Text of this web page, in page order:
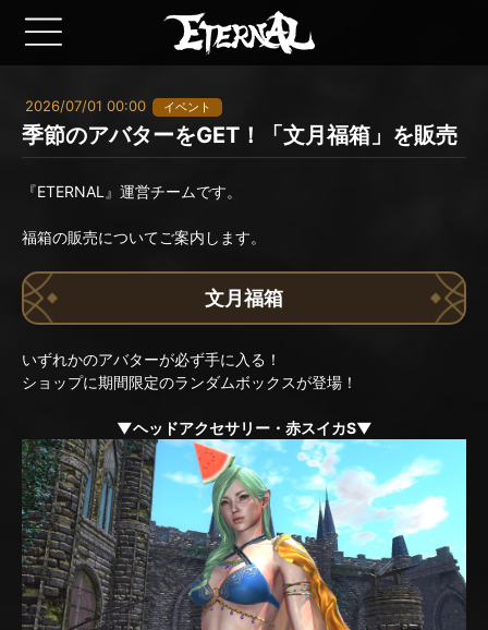
2026/07/01 00:00 イベント
季節のアバターをGET！「文月福箱」を販売
『ETERNAL』運営チームです。
福箱の販売についてご案内します。
文月福箱
いずれかのアバターが必ず手に入る！
ショップに期間限定のランダムボックスが登場！
▼ヘッドアクセサリー・赤スイカS▼